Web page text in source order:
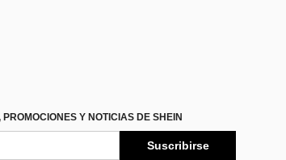
Y NOTICIAS DE SHEIN
Suscribirse